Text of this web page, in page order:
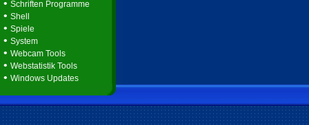
• Schriften Programme
• Shell
• Spiele
• System
• Webcam Tools
• Webstatistik Tools
• Windows Updates